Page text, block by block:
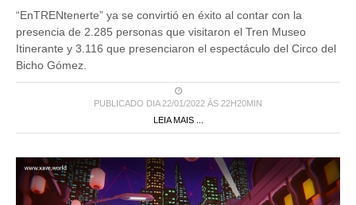
“EnTRENtenerte” ya se convirtió en éxito al contar con la
presencia de 2.285 personas que visitaron el Tren Museo
Itinerante y 3.116 que presenciaron el espectáculo del Circo del
Bicho Gómez.
PUBLICADO DIA 22/01/2022 ÀS 22H20MIN
LEIA MAIS ...